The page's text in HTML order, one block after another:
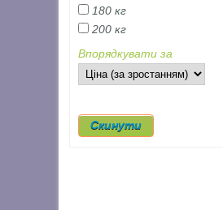
180 кг
200 кг
Впорядкувати за